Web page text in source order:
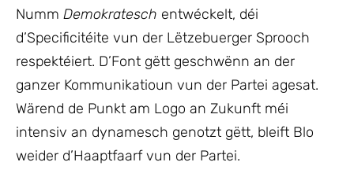
Numm Demokratesch entwéckelt, déi
d’Specificitéite vun der Lëtzebuerger Sprooch
respektéiert. D’Font gëtt geschwënn an der
ganzer Kommunikatioun vun der Partei agesat.
Wärend de Punkt am Logo an Zukunft méi
intensiv an dynamesch genotzt gëtt, bleift Blo
weider d’Haaptfaarf vun der Partei.